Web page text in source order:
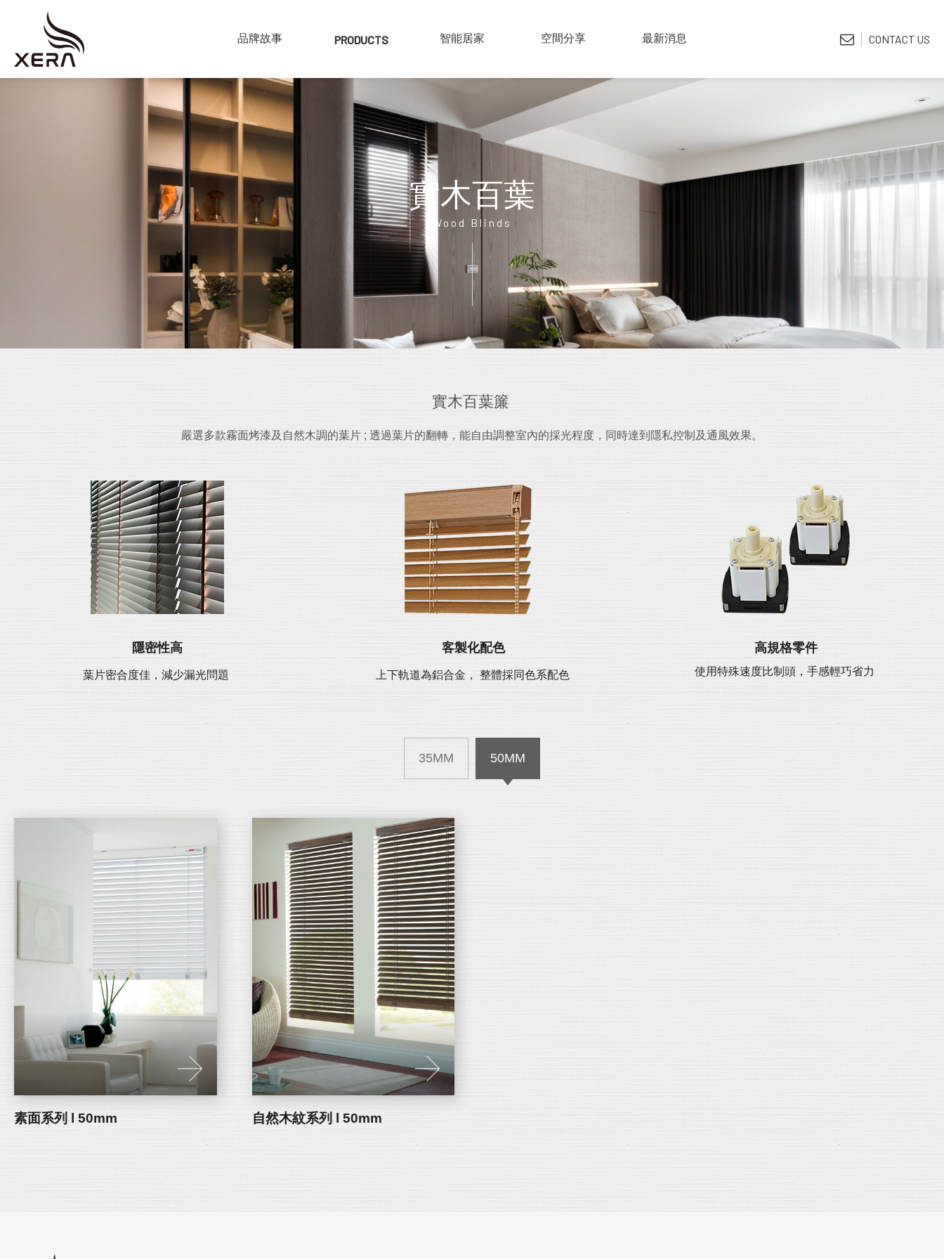
ABOUT US
品牌故事 PRODUCTS
產品介紹
調光簾
捲簾
蜂巢簾
實木百葉
仿木百葉
布片百葉
SMART HOME
智能居家 COLLECTIONS
空間分享 LATEST NEWS
最新消息 CONTACT US
實木百葉
Wood Blinds
實木百葉簾
嚴選多款霧面烤漆及自然木調的葉片 ; 透過葉片的翻轉，能自由調整室內的採光程度，同時達到隱私控制及通風效果。
隱密性高
葉片密合度佳，減少漏光問題
客製化配色
上下軌道為鋁合金， 整體採同色系配色
高規格零件
使用特殊速度比制頭，手感輕巧省力
35MM 50MM
素面系列 l 50mm 自然木紋系列 l 50mm